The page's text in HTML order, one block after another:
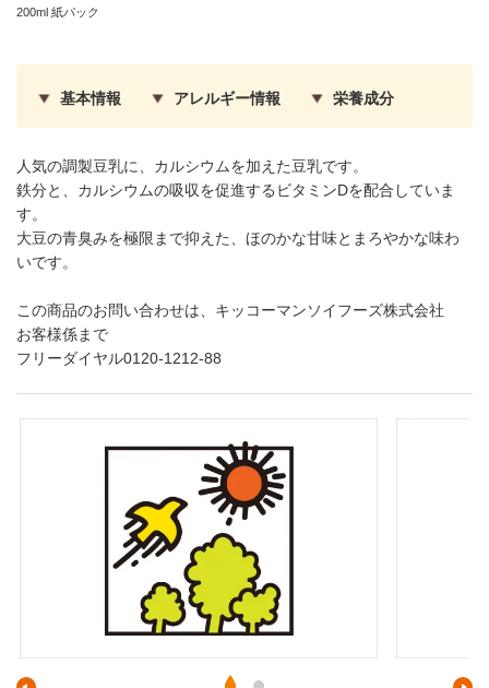
200ml 紙パック
人気の調製豆乳に、カルシウムを加えた豆乳です。
鉄分と、カルシウムの吸収を促進するビタミンDを配合していま
す。
大豆の青臭みを極限まで抑えた、ほのかな甘味とまろやかな味わ
いです。
この商品のお問い合わせは、キッコーマンソイフーズ株式会社
お客様係まで
フリーダイヤル0120-1212-88
基本情報 アレルギー情報 栄養成分